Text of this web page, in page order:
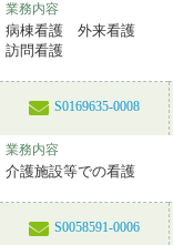
業務内容
病棟看護 外来看護
訪問看護
S0169635-0008
業務内容
介護施設等での看護
S0058591-0006